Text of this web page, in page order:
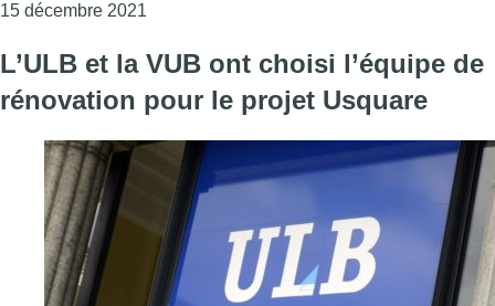
15 décembre 2021
L’ULB et la VUB ont choisi l’équipe de
rénovation pour le projet Usquare